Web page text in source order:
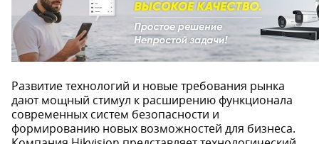
Развитие технологий и новые требования рынка
дают мощный стимул к расширению функционала
современных систем безопасности и
формированию новых возможностей для бизнеса.